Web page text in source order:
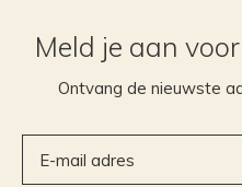
Meld je aan
Ontvang de nieuwste